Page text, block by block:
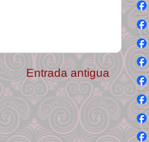
Entrada antigua